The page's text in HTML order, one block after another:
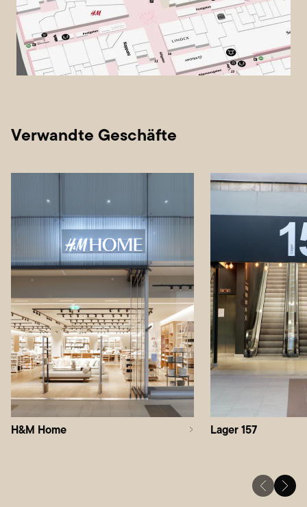
Verwandte Geschäfte
H&M Home Lager 157